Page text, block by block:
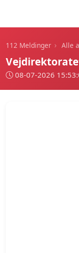
112 Meldinger › Alle
08-07-2026